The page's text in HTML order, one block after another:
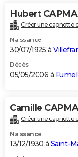
Hubert
Créer une cagnotte
Naissance
30/07/1925 à
Décès
05/05/2006 à Fumel
Camille
Créer une cagnotte
Naissance
13/12/1930 à Saint-